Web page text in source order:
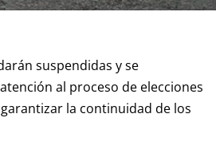
suspendidas y se
al proceso de elecciones
la continuidad de los